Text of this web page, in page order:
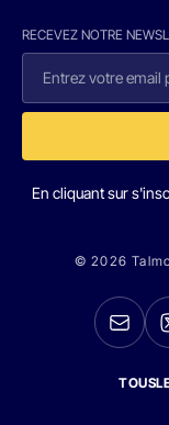
RECEVEZ NOTRE
En cliquant sur
© 2026